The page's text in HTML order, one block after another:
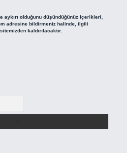
aykırı olduğunu düşündüğünüz içerikleri,
adresine bildirmeniz halinde, ilgili
kaldırılacaktır.